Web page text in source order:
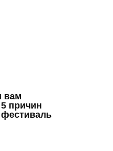
вам
причин